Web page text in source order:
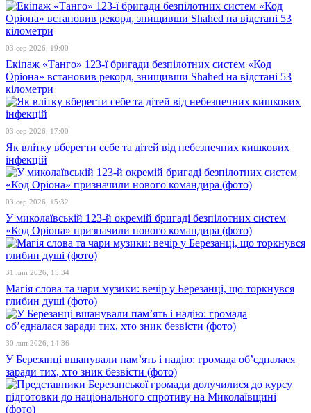
03 сер 2026, 19:00
Екіпаж «Танго» 123-ї бригади безпілотних систем «Код
Оріона» встановив рекорд, знищивши Shahed на відстані 53
кілометри
03 сер 2026, 17:00
Як влітку вберегти себе та дітей від небезпечних кишкових
інфекцій
03 сер 2026, 15:32
У миколаївській 123-й окремій бригаді безпілотних систем
«Код Оріона» призначили нового командира (фото)
31 лип 2026, 15:34
Магія слова та чари музики: вечір у Березанці, що торкнувся
глибин душі (фото)
30 лип 2026, 14:36
У Березанці вшанували пам’ять і надію: громада об’єдналася
заради тих, хто зник безвісти (фото)